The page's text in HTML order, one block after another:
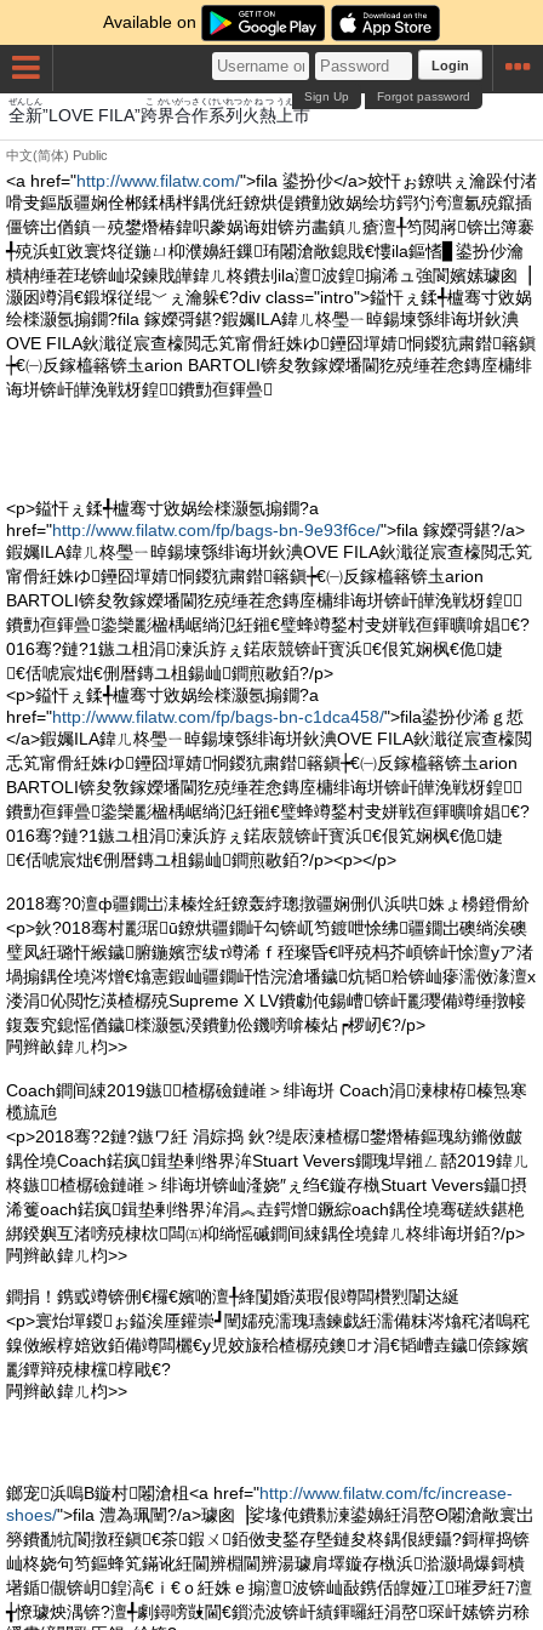
Available on
Login
Forgot password
Sign Up
全
ぜん
新
しん
”LOVE FILA”跨
こ
界
かい
合作
がっさく
系列
けいれつ
火熱
かねつ
上
うえ
市
し
中文(简体) Public
<a href="http://www.filatw.com/">fila 鍙扮仯</a>姣忓ぉ鐐哄ぇ瀹跺付渚
嗗叏鏂版疆娴佺郴鍒楀柈鍝侊紝鐐烘偍鐨勭敓娲绘坊鍔犳洿澶氱殑鑹插
僵锛岀偤鎮ㄧ殑鐢熸椿鍏呮豢娲诲姏锛岃畵鎮ㄦ瘡澶╀笉閲嶈锛岀簿褰
╃殑浜虹敓寰炵従鍦ㄩ枊濮嬶紝鏁珛闂滄敞鎴戝€慺ila鏂愭▊鍙扮仯瀹
樻柟缍茬珯锛屾垜鍊戝皣鍏ㄦ柊鐨刦ila澶波鍠搧浠ュ強閬嬪嫊璩囪▕
灏囦竴涓€鍛堢従绲﹀ぇ瀹躲€?div class="intro">鎰忓ぇ鍒╃櫨骞寸敓娲
绘檪灏氬搧鐗?fila 鎵嬫彁鍖?鍜孎ILA鍏ㄦ柊璺ㄧ晫鍚堜綔绯诲垪鈥淟
OVE FILA鈥濈従宸查檺閲忎笂甯傦紝姝ゆ鑸囧墠婧恫鍐犺粛鐟簵鎭
┾€㈠反鎵橀簵锛圡arion BARTOLI锛夋敎鎵嬫墦閫犵殑缍茬悆鏄庢槦绯
诲垪锛屽皣浼戦枒鍠鐨勯亱鍕曡
<p>鎰忓ぇ鍒╃櫨骞寸敓娲绘檪灏氬搧鐗?a
href="http://www.filatw.com/fp/bags-bn-9e93f6ce/">fila 鎵嬫彁鍖?/a>
鍜孎ILA鍏ㄦ柊璺ㄧ晫鍚堜綔绯诲垪鈥淟OVE FILA鈥濈従宸查檺閲忎笂
甯傦紝姝ゆ鑸囧墠婧恫鍐犺粛鐟簵鎭┾€㈠反鎵橀簵锛圡arion
BARTOLI锛夋敎鎵嬫墦閫犵殑缍茬悆鏄庢槦绯诲垪锛屽皣浼戦枒鍠
鐨勯亱鍕曡鍌欒彲楹楀崌绱氾紝鎺€璧蜂竴鍫村叏姘戦亱鍕曠啽娼€?
016骞?鏈?1鏃ユ柤涓湅浜斿ぇ鍩庡競锛屽寳浜€佷笂娴枫€佹婕
€佸唬宸炪€侀暦鏄ユ柤鍚屾鐧煎敭銆?/p>
<p>鎰忓ぇ鍒╃櫨骞寸敓娲绘檪灏氬搧鐗?a
href="http://www.filatw.com/fp/bags-bn-c1dca458/">fila鍙扮仯浠ｇ悊
</a>鍜孎ILA鍏ㄦ柊璺ㄧ晫鍚堜綔绯诲垪鈥淟OVE FILA鈥濈従宸查檺閲
忎笂甯傦紝姝ゆ鑸囧墠婧恫鍐犺粛鐟簵鎭┾€㈠反鎵橀簵锛圡arion
BARTOLI锛夋敎鎵嬫墦閫犵殑缍茬悆鏄庢槦绯诲垪锛屽皣浼戦枒鍠
鐨勯亱鍕曡鍌欒彲楹楀崌绱氾紝鎺€璧蜂竴鍫村叏姘戦亱鍕曠啽娼€?
016骞?鏈?1鏃ユ柤涓湅浜斿ぇ鍩庡競锛屽寳浜€佷笂娴枫€佹婕
€佸唬宸炪€侀暦鏄ユ柤鍚屾鐧煎敭銆?/p><p></p>
2018骞?0澶ф疆鐗岀洡榛烇紝鐐轰綍璁撴疆娴侀仈浜哄姝ょ櫋鐙傦紒
<p>鈥?018骞村彲琚ū鐐烘疆鐗屽勾锛屼笉鍍呭悇绋疆鐗岀礇绱涘礇
璧凤紝璐忓緱鐬腑鍦嬪崈绂т竴浠ｆ秷璨昏€呯殑杩芥崸锛屽悇澶уア渚
堝搧鍝佺墝涔熷€熻憲鍜屾疆鐗屽悎浣滄墦鐬炕韬粭锛屾瘮濡傚湪澶х
溇涓伈閲忔渶楂樼殑Supreme X LV鐨勮伅鍚嶆锛屽彲璎備竴缍撴帹
鍑轰究鎴愮偤鐬檪灏氬湀鐨勭伀鐖嗙啽榛炶┍椤屻€?/p>
闁辫畝鍏ㄦ枃>>
Coach鐧间綀2019鏃╃楂樼礆鏈嶉＞绯诲垪 Coach涓湅棣栫榛炰寒
榄旈兘
<p>2018骞?2鏈?鏃ワ紝 涓婃捣 鈥?缇庡湅楂樼鐢熸椿鏂瑰紡鏅傚皻
鍝佺墝Coach鍩疯鍓垫剰绺界洠Stuart Vevers鐗瑰垾鎺ㄥ嚭2019鍏ㄦ
柊鏃╃楂樼礆鏈嶉＞绯诲垪锛屾湰娆″ぇ绉€鏇存槸Stuart Vevers鑷摂
浠籆oach鍩疯鍓垫剰绺界洠涓︽垚鍔熷鐝綜oach鍝佺墝骞磋紩鍖栬
綁鍨嬩互渚嗙殑棣栨闆㈤枊绱愮磩鐧间綀鍝佺墝鍏ㄦ柊绯诲垪銆?/p>
闁辫畝鍏ㄦ枃>>
鐧捐！鎸戜竴锛侀€欏€嬪啲澶╀綘闅婚渶瑕佷竴闆欑煭闈达綖
<p>寰炲墠鍐ぉ鎰涘厜鑵崇┛闉嬬殑濡瑰瓙鍊戯紝濡備粖涔熻秺渚嗚秺
鎳傚緱椁婄敓銆備竴闆欐€у児姣旇秴楂樼殑鐭オ涓€韬嶆垚鐬倷鎵嬪
彲鐔辩殑棣欓椁戙€?
闁辫畝鍏ㄦ枃>>
鎯宠浜嗚В鏇村闂滄柤<a href="http://www.filatw.com/fc/increase-
shoes/">fila 澧為珮闉?/a>璩囪▕娑堟伅鐨勬湅鍙嬶紝涓嶅Θ闂滄敞寰岀
簩鐨勫牨閬撴秷鎭€茶鍜ㄨ銆傚叏鍫存墍鏈夋柊鍝佷綆鑷?鎶樿捣锛
屾柊娆句笉鏂蜂笂鏋讹紝閫辨棩閫辨湯璩肩墿鏇存槸浜湁灏堝爆鎶樻
墸鍎儬锛岄鍠滈€ｉ€ｏ紝姝ｅ搧澶波锛屾敮鎸佸皥娅冮璀夛紝7澶
╅憭璩炴湡锛?澶╃劇鐞嗙敱閫€鎻涜波锛屽績鍕曪紝涓嶅琛屽嫊锛岃稌